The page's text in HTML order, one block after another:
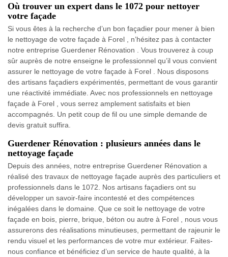
Où trouver un expert dans le 1072 pour nettoyer
votre façade
Si vous êtes à la recherche d’un bon façadier pour mener à bien
le nettoyage de votre façade à Forel , n’hésitez pas à contacter
notre entreprise Guerdener Rénovation . Vous trouverez à coup
sûr auprès de notre enseigne le professionnel qu’il vous convient
assurer le nettoyage de votre façade à Forel . Nous disposons
des artisans façadiers expérimentés, permettant de vous garantir
une réactivité immédiate. Avec nos professionnels en nettoyage
façade à Forel , vous serrez amplement satisfaits et bien
accompagnés. Un petit coup de fil ou une simple demande de
devis gratuit suffira.
Guerdener Rénovation : plusieurs années dans le
nettoyage façade
Depuis des années, notre entreprise Guerdener Rénovation a
réalisé des travaux de nettoyage façade auprès des particuliers et
professionnels dans le 1072. Nos artisans façadiers ont su
développer un savoir-faire incontesté et des compétences
inégalées dans le domaine. Que ce soit le nettoyage de votre
façade en bois, pierre, brique, béton ou autre à Forel , nous vous
assurerons des réalisations minutieuses, permettant de rajeunir le
rendu visuel et les performances de votre mur extérieur. Faites-
nous confiance et bénéficiez d’un service de haute qualité, à la